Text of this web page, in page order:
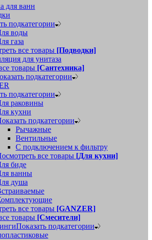
для ванн
подкатегории
воды
газа
все товары [Подводки]
для унитаза
товары [Сантехника]
подкатегории
подкатегории
раковины
кухни
подкатегории
Рычажные
Вентильные
С подключением к фильтру
все товары [Для кухни]
биде
ванны
душа
все товары [GANZER]
товары [Смесители]
Показать подкатегории